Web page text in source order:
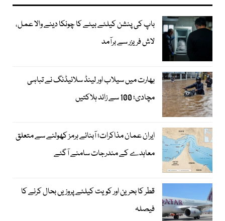
باپ کی پنشن کیلئے بیٹے کا چونکا دینے والا عمل،
لاش فریزر سے برآمد
بھارت میں سیلاب اور لینڈ سلائیڈنگ نے تباہی
مچادی؛ 100 سے زائد ہلاکتیں
ایران عمان مذاکرات؛ آبنائے ہرمز کھولنے سے متعلق
معاہدے کے مندرجات سامنے آگئے
قطر کا بحرین اور کویت کیلئے پروزیں بحال کرنے کا
فیصلہ